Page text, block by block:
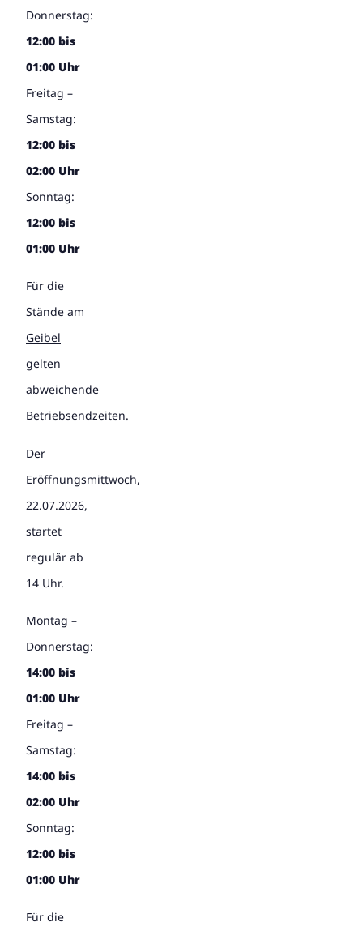
Donnerstag:
12:00 bis
01:00 Uhr
Freitag –
Samstag:
12:00 bis
02:00 Uhr
Sonntag:
12:00 bis
01:00 Uhr
Für die
Stände am
Geibel
gelten
abweichende
Betriebsendzeiten.
Der
Eröffnungsmittwoch,
22.07.2026,
startet
regulär ab
14 Uhr.
Montag –
Donnerstag:
14:00 bis
01:00 Uhr
Freitag –
Samstag:
14:00 bis
02:00 Uhr
Sonntag:
12:00 bis
01:00 Uhr
Für die